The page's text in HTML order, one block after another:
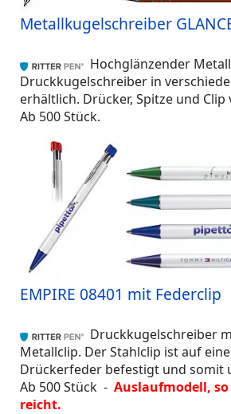
Metallkugelschreiber
Hochglänzender
Druckkugelschreiber in
erhältlich. Drücker, Spitze und Clip
Ab 500 Stück.
EMPIRE 08401 mit Federclip
Druckkugelschreiber
Metallclip. Der Stahlclip ist auf
Drückerfeder befestigt und somit
Ab 500 Stück - Auslaufmodell,
reicht.